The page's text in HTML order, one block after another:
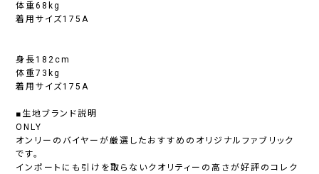
体重68kg
着用サイズ175A
身長182cm
体重73kg
着用サイズ175A
■生地ブランド説明
ONLY
オンリーのバイヤーが厳選したおすすめのオリジナルファブリック
です。
インポートにも引けを取らないクオリティーの高さが好評のコレク